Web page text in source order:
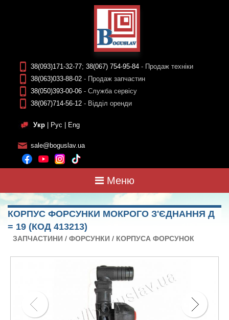
38(093)171-32-77; 38(067) 754-95-84 - Продаж техніки
38(063)033-88-02 - Продаж запчастин
38(050)393-00-06 - Служба сервісу
38(067)714-56-12 - Відділ оренди
Укр | Рус | Eng
sale@boguslav.ua
Меню
КОРПУС ФОРСУНКИ МОКРОГО З'ЄДНАННЯ Д
= 19 (КОД 413213)
ЗАПЧАСТИНИ / ФОРСУНКИ / КОРПУСА ФОРСУНОК